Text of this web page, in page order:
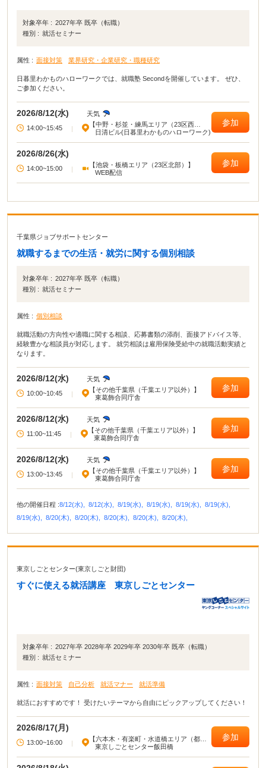
対象卒年 : 2027年卒 既卒（転職）
種別 : 就活セミナー
属性 : 面接対策 業界研究・企業研究・職種研究
日暮里わかものハローワークでは、就職塾 Secondを開催しています。 ぜひ、
ご参加ください。
2026/8/12(水)
天気
14:00~15:45
|
【中野・杉並・練馬エリア（23区西
部）】
日清ビル(日暮里わかものハローワーク)
参加
2026/8/26(水)
14:00~15:00 |
【池袋・板橋エリア（23区北部）】
WEB配信
参加
千葉県ジョブサポートセンター
就職するまでの生活・就労に関する個別相談
対象卒年 : 2027年卒 既卒（転職）
種別 : 就活セミナー
属性 : 個別相談
就職活動の方向性や適職に関する相談、応募書類の添削、面接アドバイス等、
経験豊かな相談員が対応します。 就労相談は雇用保険受給中の就職活動実績と
なります。
2026/8/12(水)
天気
10:00~10:45
|
【その他千葉県（千葉エリア以外）】
東葛飾合同庁舎
参加
2026/8/12(水)
天気
11:00~11:45
|
【その他千葉県（千葉エリア以外）】
東葛飾合同庁舎
参加
2026/8/12(水)
天気
13:00~13:45
|
【その他千葉県（千葉エリア以外）】
東葛飾合同庁舎
参加
他の開催日程 :8/12(水), 8/12(水), 8/19(水), 8/19(水), 8/19(水),
8/19(水),
8/19(水),
8/20(木), 8/20(木), 8/20(木), 8/20(木), 8/20(木),
東京しごとセンター(東京しごと財団)
すぐに使える就活講座 東京しごとセンター
対象卒年 : 2027年卒 2028年卒 2029年卒 2030年卒 既卒（転職）
種別 : 就活セミナー
属性 : 面接対策 自己分析 就活マナー 就活準備
就活におすすめです！ 受けたいテーマから自由にピックアップしてください！
2026/8/17(月)
13:00~16:00 |
【六本木・有楽町・水道橋エリア（都心
部東部）】
東京しごとセンター飯田橋
参加